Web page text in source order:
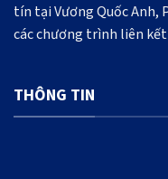
tín tại Vương Quốc Anh,
các chương trình liên kết
THÔNG TIN